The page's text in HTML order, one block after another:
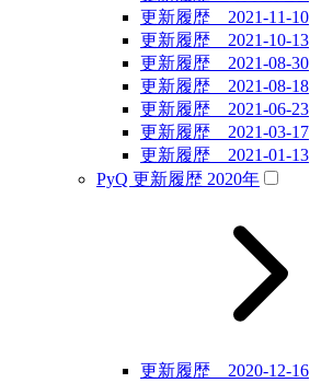
更新履歴 2021-11-10
更新履歴 2021-10-13
更新履歴 2021-08-30
更新履歴 2021-08-18
更新履歴 2021-06-23
更新履歴 2021-03-17
更新履歴 2021-01-13
PyQ 更新履歴 2020年
更新履歴 2020-12-16